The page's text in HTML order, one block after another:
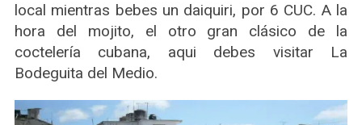
local mientras bebes un daiquiri, por 6 CUC. A la
hora del mojito, el otro gran clásico de la
coctelería cubana, aqui debes visitar La
Bodeguita del Medio.